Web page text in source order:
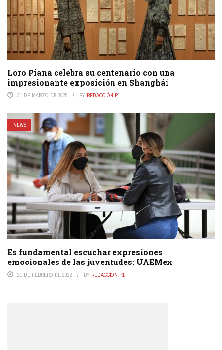
Loro Piana celebra su centenario con una
impresionante exposición en Shanghái
31 DE MARZO DE 2025 BY REDACCIÓN P1
NEWS
Es fundamental escuchar expresiones
emocionales de las juventudes: UAEMex
21 DE FEBRERO DE 2022 BY REDACCIÓN P1